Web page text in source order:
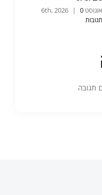
אוגוסט 6th, 2026 |
0
תגובות
תגובה